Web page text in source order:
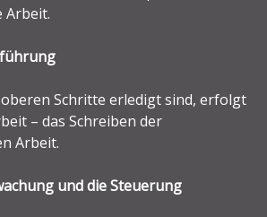
Arbeit.
Schritte erledigt sind, erfolgt
– das Schreiben der
Arbeit.
und die Steuerung